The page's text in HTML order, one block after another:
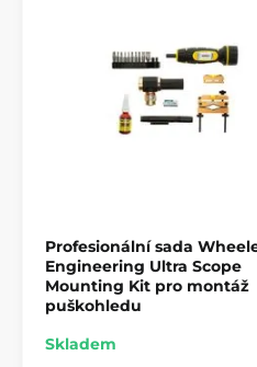
důležité, aby se vám bod
na stranu při střelbě a
stranové korekci.
Pozor dávejte u
budete dávat vodováhu
při porovnávání s
centrálním seřizovacím
už zpravidla bývá
také nebývá pravidlem,
Profesionální sada
Engineering Ultra Scope
Mounting Kit pro montáž
puškohledu
Skladem